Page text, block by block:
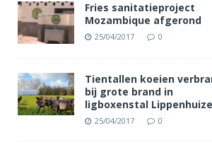
Fries sanitatieproject
Mozambique afgerond
25/04/2017 0
Tientallen koeien
bij grote brand in
ligboxenstal
25/04/2017 0